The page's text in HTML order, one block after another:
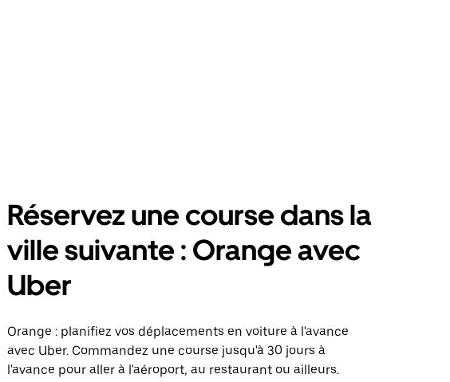
Réservez une course dans la
ville suivante : Orange avec
Uber
Orange : planifiez vos déplacements en voiture à l'avance
avec Uber. Commandez une course jusqu'à 30 jours à
l'avance pour aller à l'aéroport, au restaurant ou ailleurs.